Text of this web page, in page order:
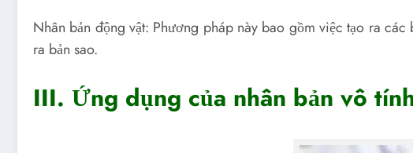
Nhân bản động vật: Phương pháp này bao gồm việc tạo ra
ra bản sao.
III. Ứng dụng của nhân bản vô